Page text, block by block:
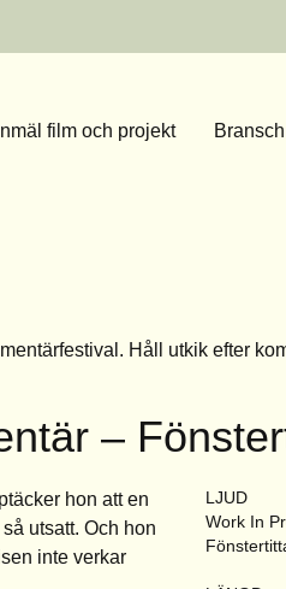
film och projekt Bransch
Håll utkik efter
–
hon att en
utsatt. Och hon
inte verkar
LJUD
Work In